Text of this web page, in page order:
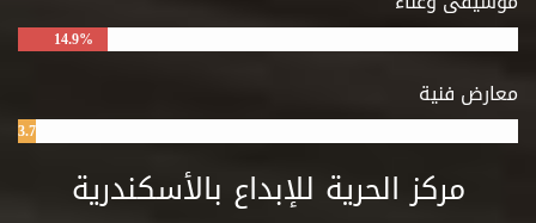
14.9%
معارض فنية
3.7%
مركز الحرية للإبداع بالأسكندرية